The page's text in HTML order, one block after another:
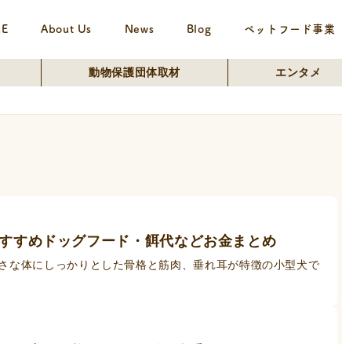
About Us News Blog ペットフード事業
動物保護団体取材 エンタメ
すめドッグフード・餌代などお金まとめ
な体にしっかりとした骨格と筋肉、垂れ耳が特徴の小型犬で